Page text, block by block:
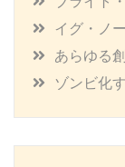
イグ・ノ
あらゆる
ゾンビ化